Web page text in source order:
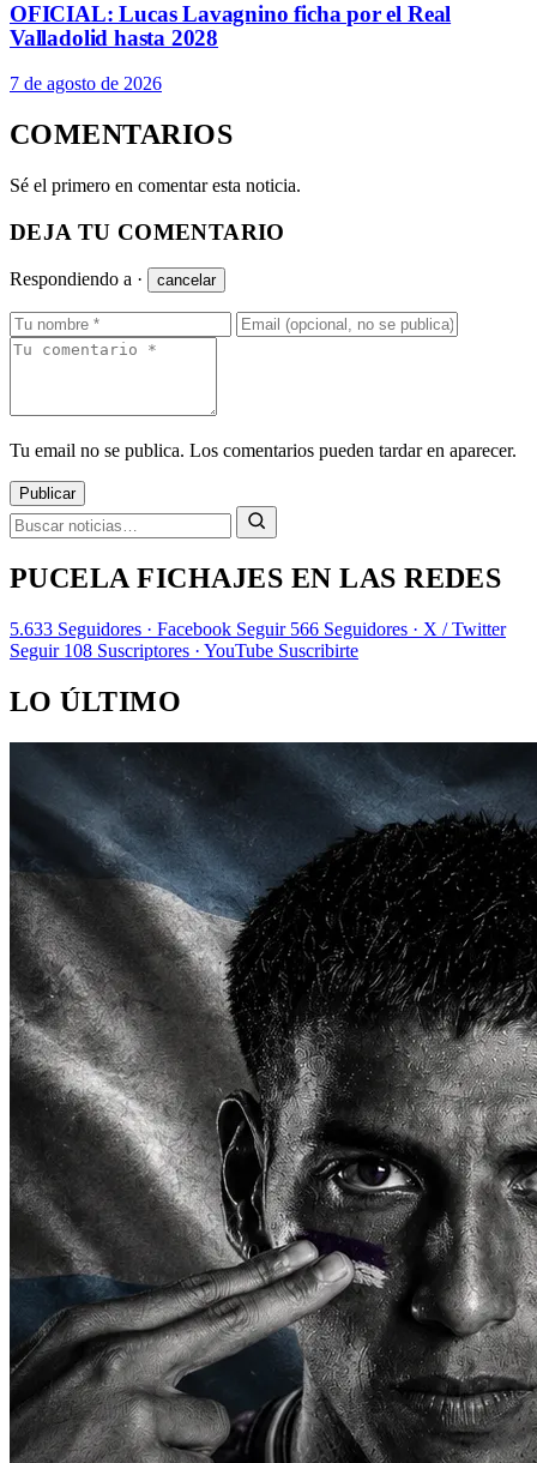
OFICIAL: Lucas Lavagnino ficha por el Real
Valladolid hasta 2028
7 de agosto de 2026
COMENTARIOS
Sé el primero en comentar esta noticia.
DEJA TU COMENTARIO
Respondiendo a · cancelar
Tu email no se publica. Los comentarios pueden tardar en aparecer.
Publicar
PUCELA FICHAJES EN LAS REDES
5.633 Seguidores · Facebook Seguir 566 Seguidores · X / Twitter
Seguir 108 Suscriptores · YouTube Suscribirte
LO ÚLTIMO